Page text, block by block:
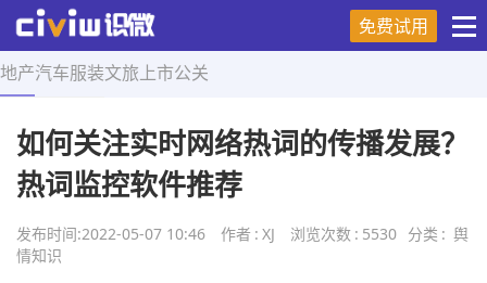
免费试用
地产汽车服装文旅 上市公关
首页 > 舆情知识 > 正文
如何关注实时网络热词的传播发展？
热词监控软件推荐
发布时间:2022-05-07 10:46 作者 : XJ 浏览次数 : 5530 分类 : 舆
情知识